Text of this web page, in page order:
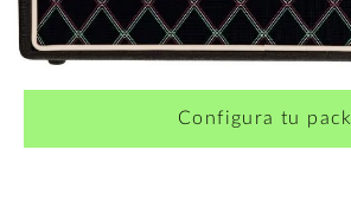
Configura tu pack